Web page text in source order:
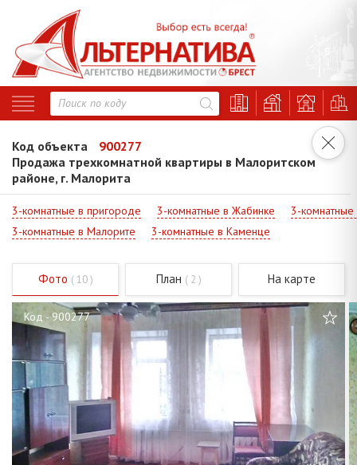
Код объекта
900277
Продажа трехкомнатной квартиры в Малоритском
районе, г. Малорита
3-комнатные в пригороде 3-комнатные в Жабинке
3-
3-комнатные в Малорите
3-комнатные в Каменце
Фото ( 10 ) План ( 2 ) На карте
Код - 900277